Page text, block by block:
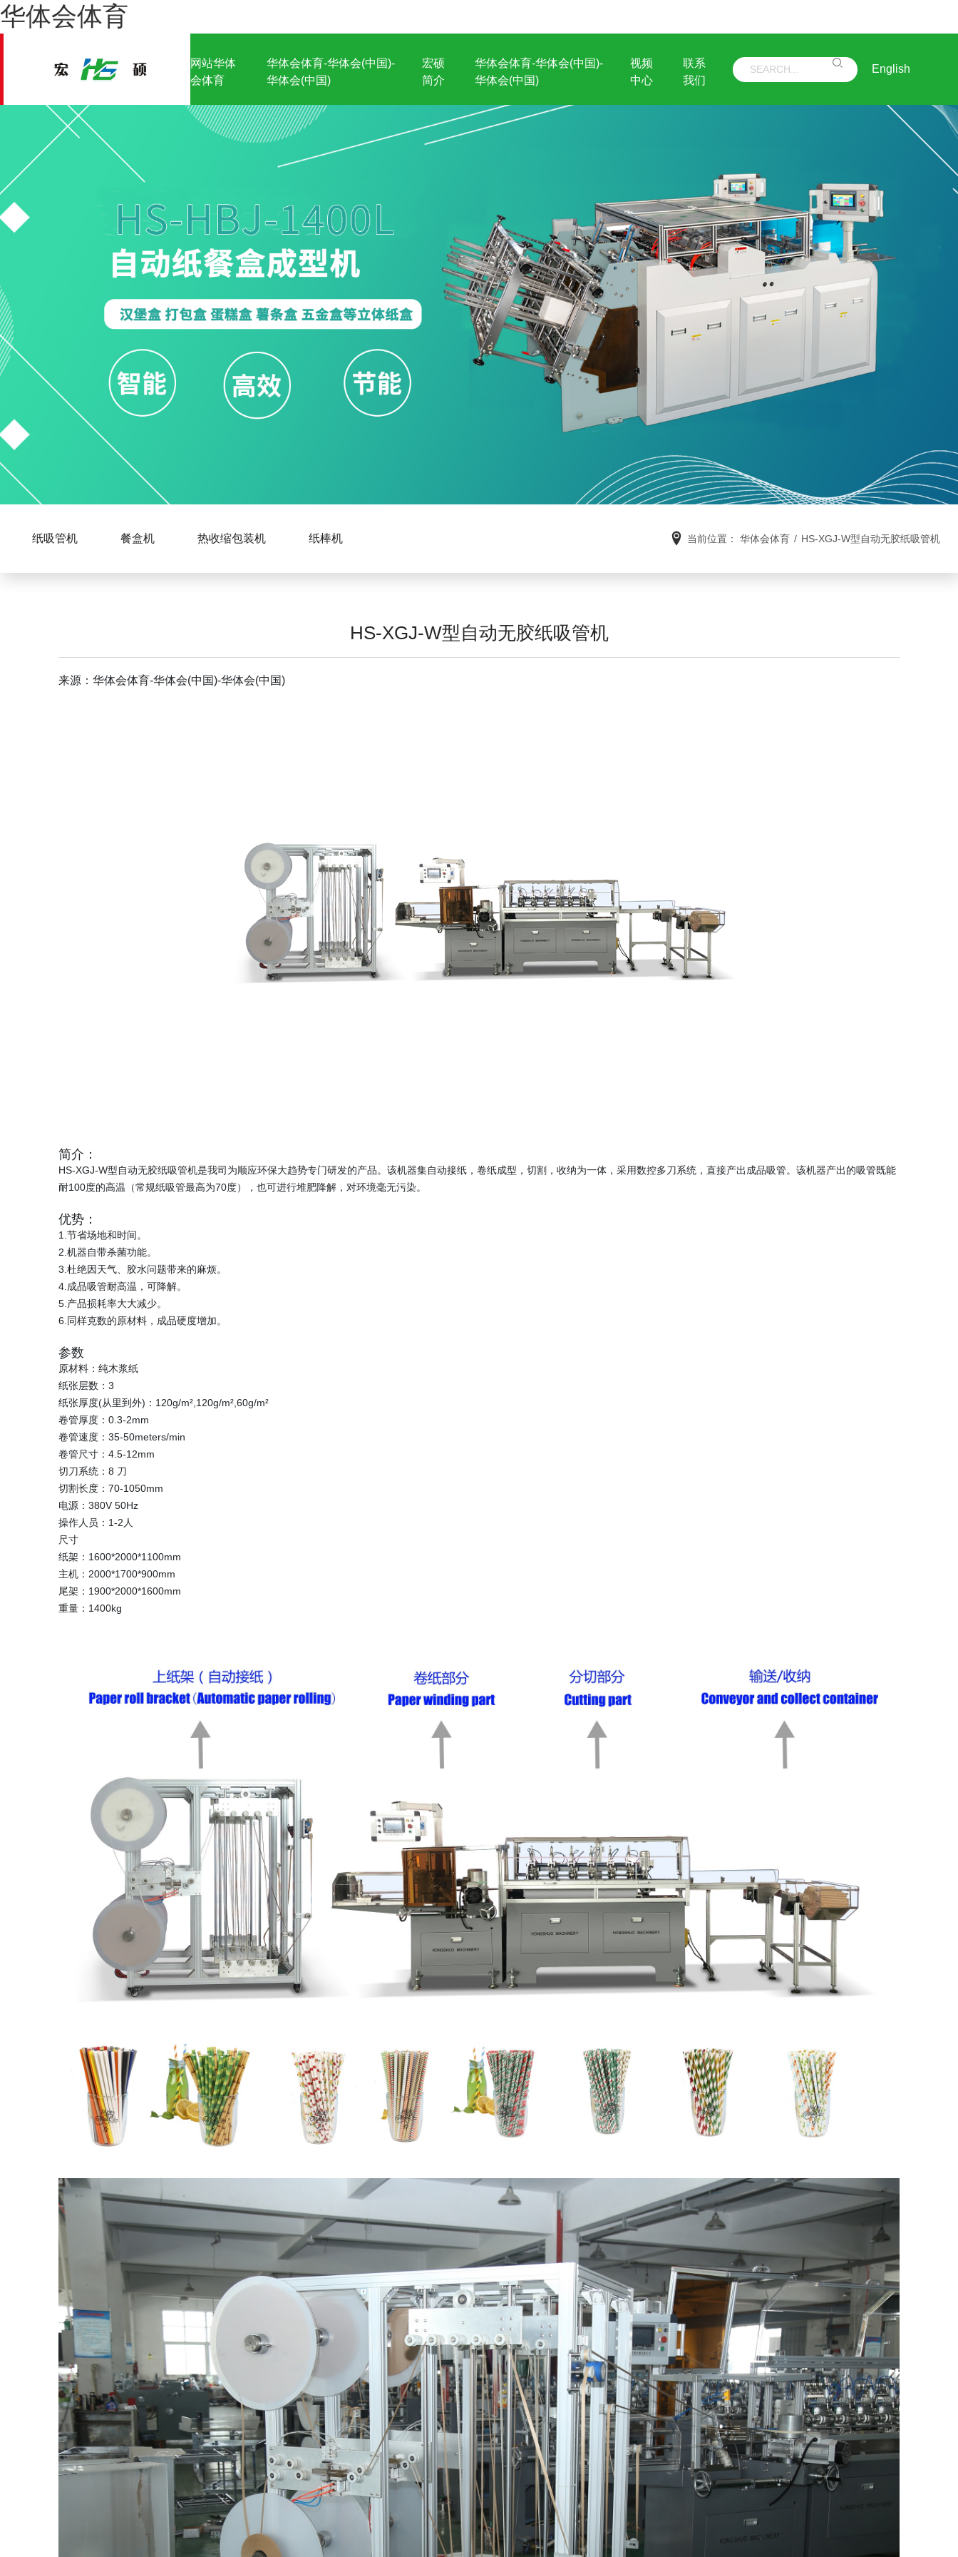
华体会体育
网站华体
会体育
华体会体育-华体会(中国)-
华体会(中国)
宏硕
简介
华体会体育-华体会(中国)-
华体会(中国)
视频
中心
联系
我们
English
纸吸管机 餐盒机 热收缩包装机 纸棒机 当前位置： 华体会体育 / HS-XGJ-W型自动无胶纸吸管机
HS-XGJ-W型自动无胶纸吸管机
来源： 华体会体育-华体会(中国)-华体会(中国)
简介：
HS-XGJ-W型自动无胶纸吸管机是我司为顺应环保大趋势专门研发的产品。该机器集自动接纸，卷纸成型，切割，收纳为一体，采用数控多刀系统，直接产出成品吸管。该机器产出的吸管既能
耐100度的高温（常规纸吸管最高为70度），也可进行堆肥降解，对环境毫无污染。
优势：
1.节省场地和时间。
2.机器自带杀菌功能。
3.杜绝因天气、胶水问题带来的麻烦。
4.成品吸管耐高温，可降解。
5.产品损耗率大大减少。
6.同样克数的原材料，成品硬度增加。
参数
原材料：纯木浆纸
纸张层数：3
纸张厚度(从里到外)：120g/m²,120g/m²,60g/m²
卷管厚度：0.3-2mm
卷管速度：35-50meters/min
卷管尺寸：4.5-12mm
切刀系统：8 刀
切割长度：70-1050mm
电源：380V 50Hz
操作人员：1-2人
尺寸
纸架：1600*2000*1100mm
主机：2000*1700*900mm
尾架：1900*2000*1600mm
重量：1400kg